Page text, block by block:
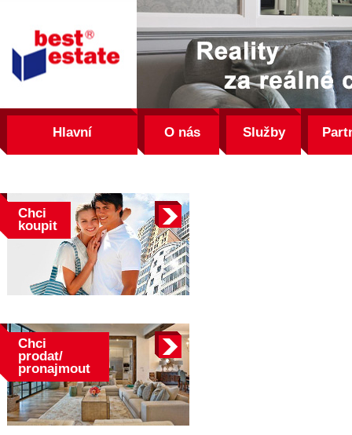
best
estate
Hlavní O nás Služby
Chci
koupit
Chci
prodat/
pronajmout